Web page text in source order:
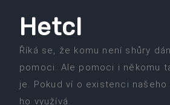
Hetcl
Říká se, že komu není shůry
pomoci. Ale pomoci i někomu
je. Pokud ví o existenci
ho využívá.